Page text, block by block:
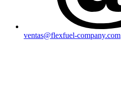
ventas@flexfuel-company.com